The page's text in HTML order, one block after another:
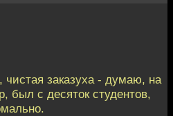
чистая заказуха - думаю, на
был с десяток студентов,